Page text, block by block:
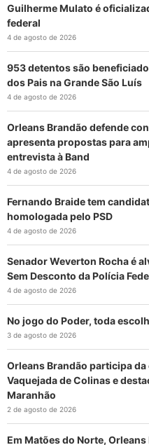
Guilherme Mulato é
federal
4 de agosto de 2026
953 detentos são
dos Pais na Grande São Luís
4 de agosto de 2026
Orleans Brandão defende
apresenta propostas para
entrevista à Band
4 de agosto de 2026
Fernando Braide tem
homologada pelo PSD
4 de agosto de 2026
Senador Weverton Rocha é
Sem Desconto da Polícia
4 de agosto de 2026
No jogo do Poder, toda
3 de agosto de 2026
Orleans Brandão participa
Vaquejada de Colinas e
Maranhão
2 de agosto de 2026
Em Matões do Norte,